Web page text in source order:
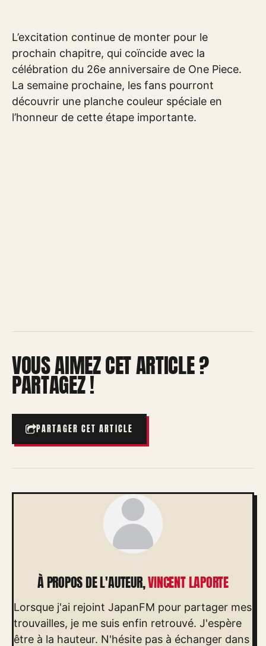
L’excitation continue de monter pour le
prochain chapitre, qui coïncide avec la
célébration du 26e anniversaire de One Piece.
La semaine prochaine, les fans pourront
découvrir une planche couleur spéciale en
l’honneur de cette étape importante.
VOUS AIMEZ CET ARTICLE ?
PARTAGEZ !
PARTAGER CET ARTICLE
À PROPOS DE L'AUTEUR,VINCENT LAPORTE
Lorsque j'ai rejoint JapanFM pour partager mes
trouvailles, je me suis enfin retrouvé. J'espère
être à la hauteur. N'hésite pas à échanger dans